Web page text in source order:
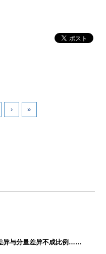
› »
异与分量差异不成比例……